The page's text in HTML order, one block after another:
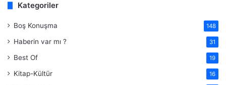
Kategoriler
Boş Konuşma 148
Haberin var mı ? 31
Best Of 19
Kitap-Kültür 16